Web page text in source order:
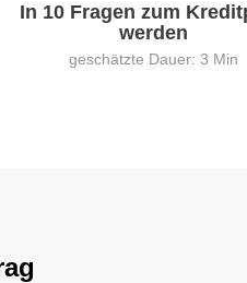
In 10 Fragen zum
werden
geschätzte Dauer: 3 Min